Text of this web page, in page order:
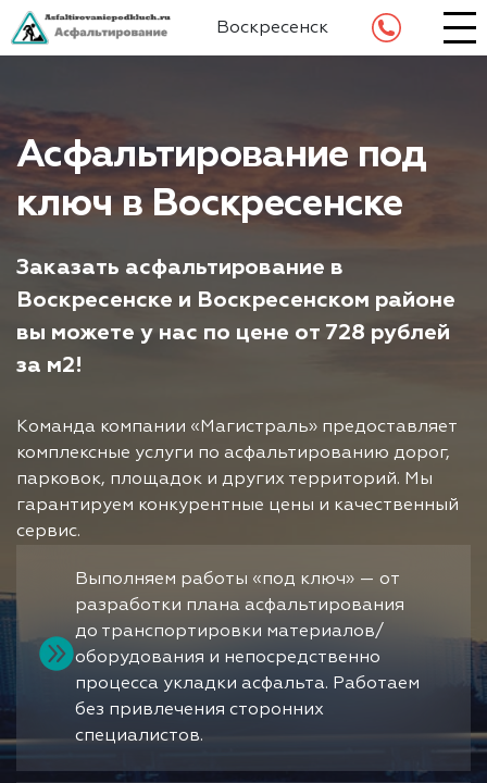
Воскресенск
Асфальтирование под
ключ в Воскресенске
Заказать асфальтирование в
Воскресенске и Воскресенском районе
вы можете у нас по цене от 728 рублей
за м2!
Команда компании «Магистраль» предоставляет
комплексные услуги по асфальтированию дорог,
парковок, площадок и других территорий. Мы
гарантируем конкурентные цены и качественный
сервис.
Выполняем работы «под ключ» — от
разработки плана асфальтирования
до транспортировки материалов/
оборудования и непосредственно
процесса укладки асфальта. Работаем
без привлечения сторонних
специалистов.